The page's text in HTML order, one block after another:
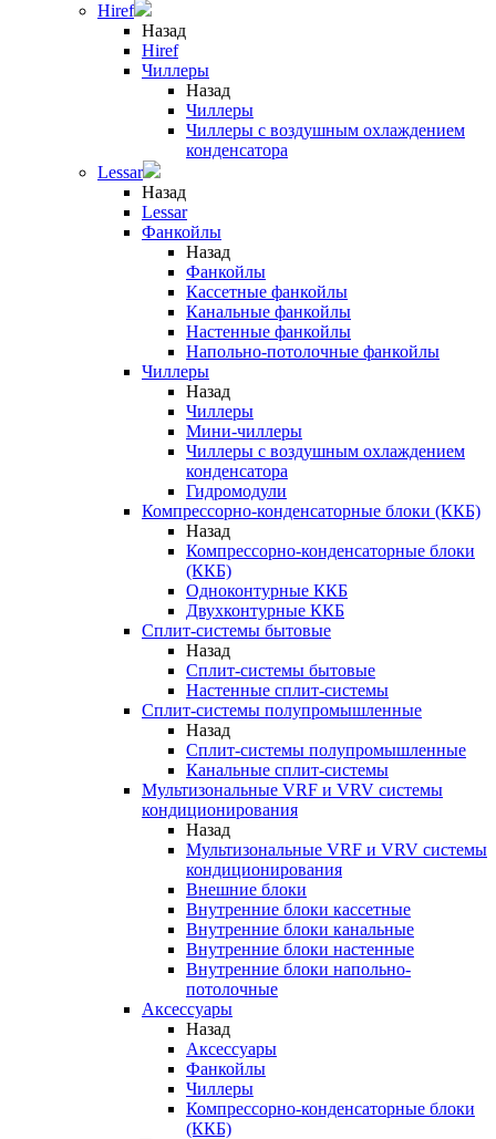
Hiref
Назад
Hiref
Чиллеры
Назад
Чиллеры
Чиллеры с воздушным охлаждением
конденсатора
Lessar
Назад
Lessar
Фанкойлы
Назад
Фанкойлы
Кассетные фанкойлы
Канальные фанкойлы
Настенные фанкойлы
Напольно-потолочные фанкойлы
Чиллеры
Назад
Чиллеры
Мини-чиллеры
Чиллеры с воздушным охлаждением
конденсатора
Гидромодули
Компрессорно-конденсаторные блоки (ККБ)
Назад
Компрессорно-конденсаторные блоки
(ККБ)
Одноконтурные ККБ
Двухконтурные ККБ
Сплит-системы бытовые
Назад
Сплит-системы бытовые
Настенные сплит-системы
Сплит-системы полупромышленные
Назад
Сплит-системы полупромышленные
Канальные сплит-системы
Мультизональные VRF и VRV системы
кондиционирования
Назад
Мультизональные VRF и VRV системы
кондиционирования
Внешние блоки
Внутренние блоки кассетные
Внутренние блоки канальные
Внутренние блоки настенные
Внутренние блоки напольно-
потолочные
Аксессуары
Назад
Аксессуары
Фанкойлы
Чиллеры
Компрессорно-конденсаторные блоки
(ККБ)